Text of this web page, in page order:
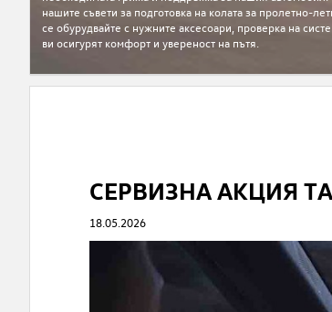
нашите съвети за подготовка на колата за пролетно-
се обурудвайте с нужните аксесоари, проверка на
ви осигурят комфорт и увереност на пътя.
СЕРВИЗНА АКЦИЯ
18.05.2026